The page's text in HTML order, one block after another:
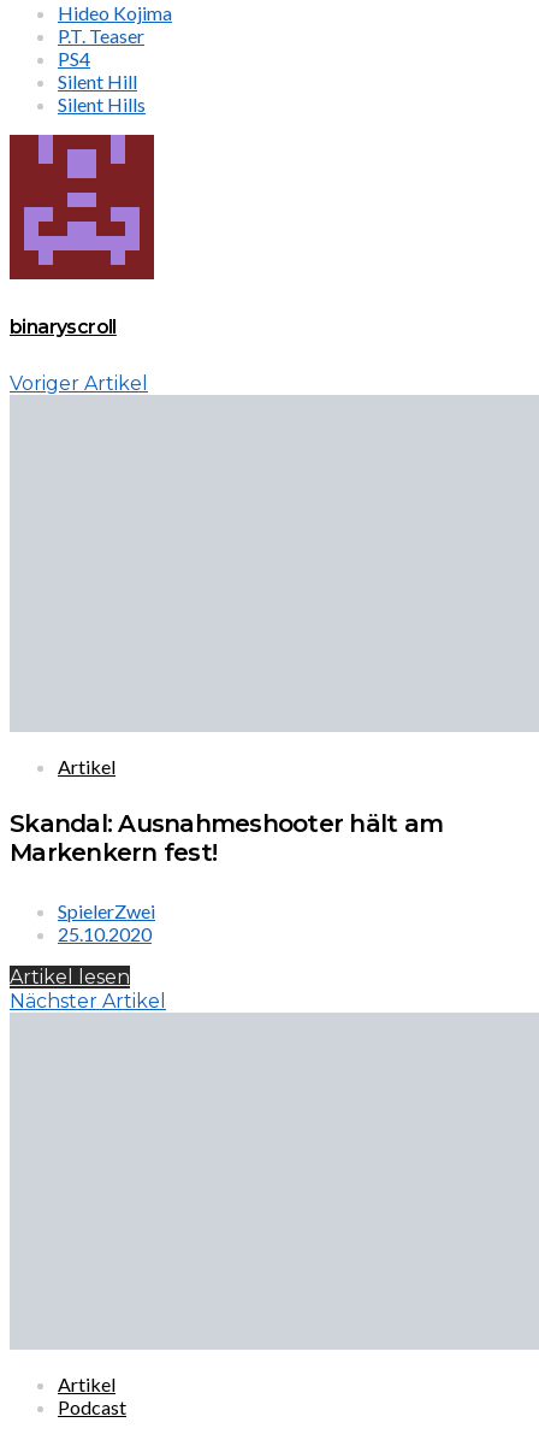
Hideo Kojima
P.T. Teaser
PS4
Silent Hill
Silent Hills
binaryscroll
Voriger Artikel
Artikel
Skandal: Ausnahmeshooter hält am
Markenkern fest!
SpielerZwei
25.10.2020
Artikel lesen
Nächster Artikel
Artikel
Podcast